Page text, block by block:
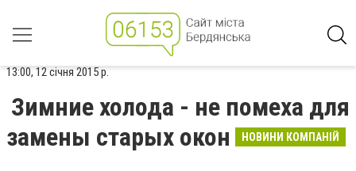
13:00, 12 січня 2015 р.
Зимние холода - не помеха для
замены старых окон
НОВИНИ КОМПАНІЙ